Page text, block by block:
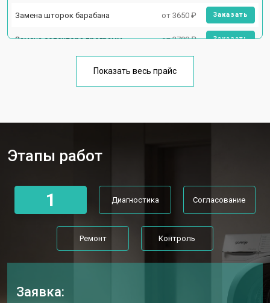
Замена шторок барабана от 3650 ₽ Заказать
Замена селектора программ от 3700 ₽ Заказать
Замена опоры бака от 2800 ₽
Замена дозатора моющих средств
Ремонт или замена петли двери от 2000 ₽ Заказать
Ремонт или замена патрубка
Ремонт платы управления
(восстановление)
Заказать
креплений, кнопок)
Заказать
Заказать
Показать весь прайс
Этапы работ
1 Диагностика Согласование
Ремонт Контроль
Заявка: